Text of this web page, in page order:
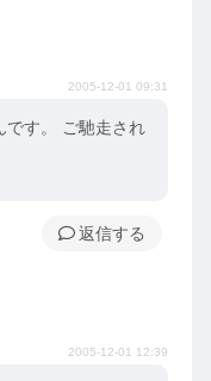
2005-12-01 09:31
です。 ご馳走され
返信
2005-12-01 12:39